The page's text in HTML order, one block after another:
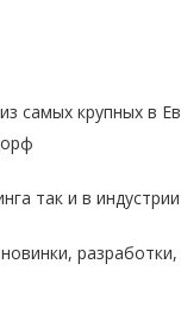
самых крупных в
так и в